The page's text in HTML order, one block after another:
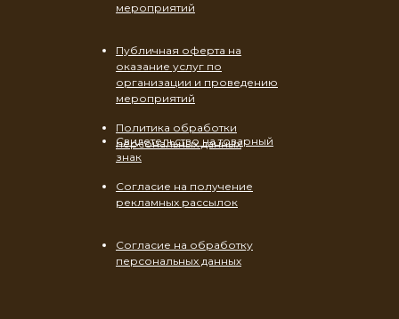
Политика обработки
персональных данных
Согласие на получение
рекламных рассылок
Согласие на обработку
персональных данных
мероприятий
Публичная оферта на
оказание услуг по
организации и проведению
мероприятий
Свидетельство на товарный
знак